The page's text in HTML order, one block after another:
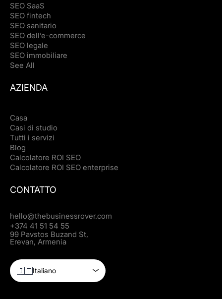
SEO SaaS
SEO fintech
SEO sanitario
SEO dell’e-commerce
SEO legale
SEO immobiliare
See All
AZIENDA
Casa
Casi di studio
Tutti i servizi
Blog
Calcolatore ROI SEO
Calcolatore ROI SEO enterprise
CONTATTO
hello@thebusinessrover.com
+374 41 51 54 55
99 Pavstos Buzand St,
Erevan, Armenia
🇮🇹Italiano